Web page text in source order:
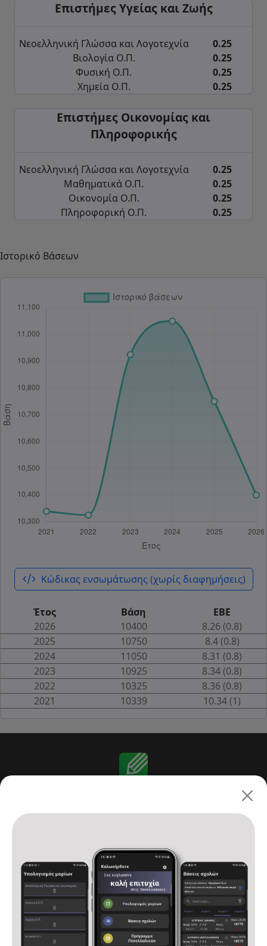
Επιστήμες Υγείας και Ζωής
Νεοελληνική Γλώσσα και Λογοτεχνία
0.25
Βιολογία Ο.Π.
0.25
Φυσική Ο.Π.
0.25
Χημεία Ο.Π.
0.25
Επιστήμες Οικονομίας και
Πληροφορικής
Νεοελληνική Γλώσσα και Λογοτεχνία
0.25
Μαθηματικά Ο.Π.
0.25
Οικονομία Ο.Π.
0.25
Πληροφορική Ο.Π.
0.25
Ιστορικό Βάσεων
code_xml Κώδικας ενσωμάτωσης (χωρίς διαφημήσεις)
Έτος Βάση
ΕΒΕ
2026
10400
8.26 (0.8)
2025
10750
8.4 (0.8)
2024
11050
8.31 (0.8)
2023
10925
8.34 (0.8)
2022
10325
8.36 (0.8)
2021
10339 10.34 (1)
Αρχική
Υπολογισμός μορίων
Βάσεις σχολών
Πρόγραμμα Πανελλαδικών